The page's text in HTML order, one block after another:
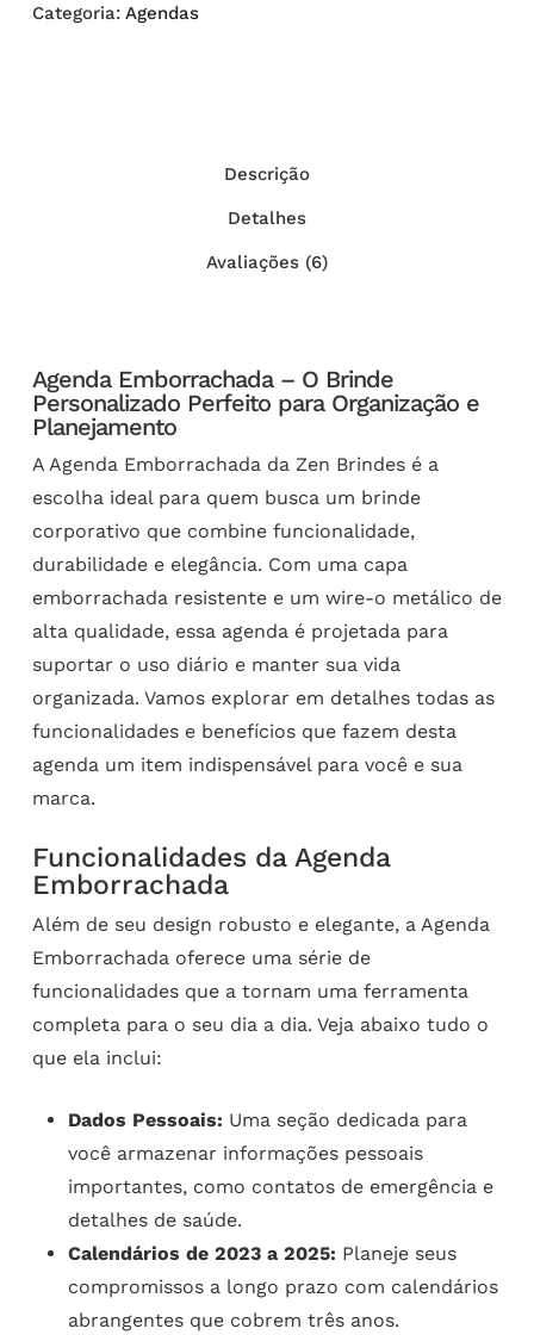
Categoria: Agendas
Descrição
Detalhes
Avaliações (6)
Agenda Emborrachada – O Brinde
Personalizado Perfeito para Organização e
Planejamento
A Agenda Emborrachada da Zen Brindes é a
escolha ideal para quem busca um brinde
corporativo que combine funcionalidade,
durabilidade e elegância. Com uma capa
emborrachada resistente e um wire-o metálico de
alta qualidade, essa agenda é projetada para
suportar o uso diário e manter sua vida
organizada. Vamos explorar em detalhes todas as
funcionalidades e benefícios que fazem desta
agenda um item indispensável para você e sua
marca.
Funcionalidades da Agenda
Emborrachada
Além de seu design robusto e elegante, a Agenda
Emborrachada oferece uma série de
funcionalidades que a tornam uma ferramenta
completa para o seu dia a dia. Veja abaixo tudo o
que ela inclui:
Dados Pessoais: Uma seção dedicada para
você armazenar informações pessoais
importantes, como contatos de emergência e
detalhes de saúde.
Calendários de 2023 a 2025: Planeje seus
compromissos a longo prazo com calendários
abrangentes que cobrem três anos.